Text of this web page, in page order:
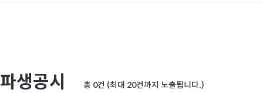
파생공시 총 0건 (최대 20건까지 노출됩니다.)